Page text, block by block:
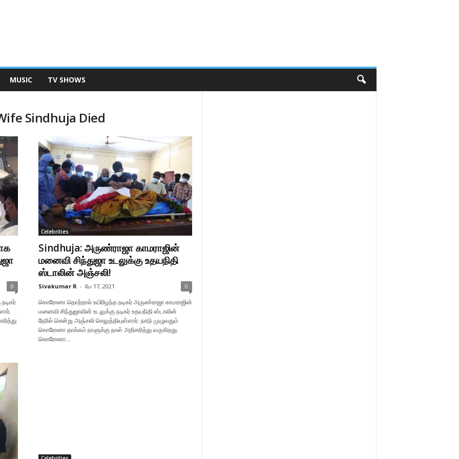
MUSIC TV SHOWS
Sindhuja Died
0
Celebrities
Sindhuja: அருண்ராஜா காமராஜின்
மனைவி சிந்துஜா உடலுக்கு உதயநிதி
ஸ்டாலின் அஞ்சலி!
Sivakumar R - மே 17, 2021 0
கொரோனா தொற்றால் உயிரிழந்த நடிகர் அருண்ராஜா காமராஜின்
மனைவி சிந்துஜாவின் உடலுக்கு நடிகர் உதயநிதி ஸ்டாலின்
நேரில் சென்று அஞ்சலி செலுத்தியுள்ளார். நாடு முழுவதும்
கொரோனா தாக்கம் நாளுக்கு நாள் அதிகரித்து வருகிறது.
கொரோனா...